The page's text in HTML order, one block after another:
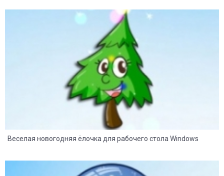
Веселая новогодняя ёлочка для рабочего стола Windows